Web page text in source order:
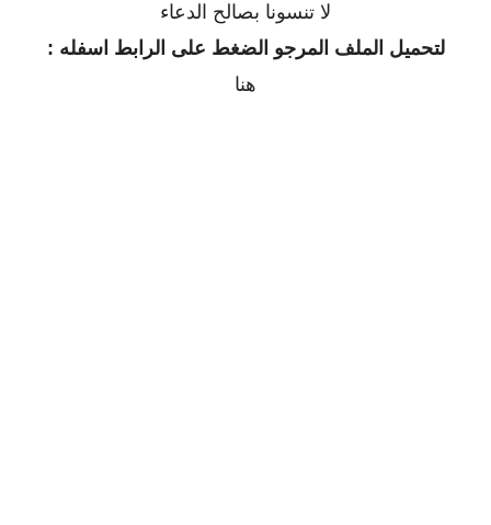
لا تنسونا بصالح الدعاء
لتحميل الملف المرجو الضغط على الرابط اسفله :
هنا